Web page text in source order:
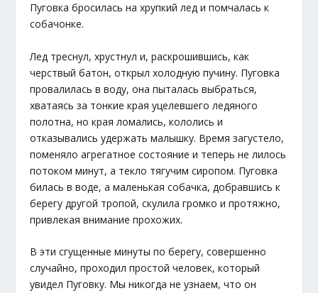
Пуговка бросилась на хрупкий лед и помчалась к
собачонке.
Лед треснул, хрустнул и, раскрошившись, как
черствый батон, открыл холодную пучину. Пуговка
провалилась в воду, она пыталась выбраться,
хватаясь за тонкие края уцелевшего ледяного
полотна, но края ломались, кололись и
отказывались удержать малышку. Время загустело,
поменяло агрегатное состояние и теперь не лилось
потоком минут, а текло тягучим сиропом. Пуговка
билась в воде, а маленькая собачка, добравшись к
берегу другой тропой, скулила громко и протяжно,
привлекая внимание прохожих.
В эти сгущенные минуты по берегу, совершенно
случайно, проходил простой человек, который
увидел Пуговку. Мы никогда не узнаем, что он